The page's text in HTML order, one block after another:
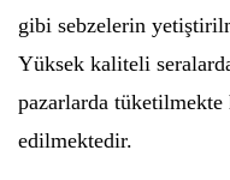
gibi sebzelerin
Yüksek kaliteli
pazarlarda
edilmektedir.